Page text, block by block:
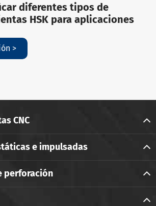
diferentes tipos de
HSK para aplicaciones
>
CNC
e impulsadas
perforación